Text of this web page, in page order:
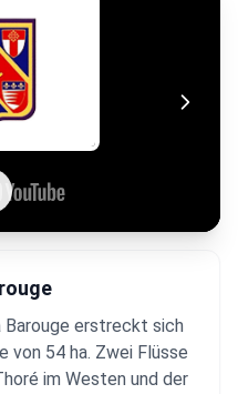
erstreckt sich
von 54 ha. Zwei Flüsse
im Westen und der